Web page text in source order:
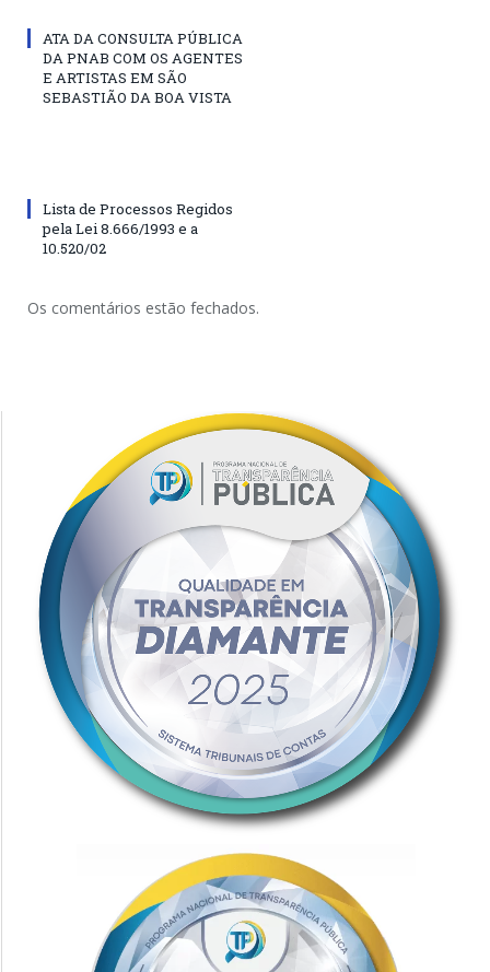
ATA DA CONSULTA PÚBLICA
DA PNAB COM OS AGENTES
E ARTISTAS EM SÃO
SEBASTIÃO DA BOA VISTA
Lista de Processos Regidos
pela Lei 8.666/1993 e a
10.520/02
Os comentários estão fechados.